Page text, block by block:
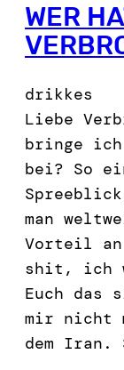
WER
drikkes
Liebe
bringe
bei? So
man
Vorteil an
shit, ich
Euch das
mir nicht
dem Iran.